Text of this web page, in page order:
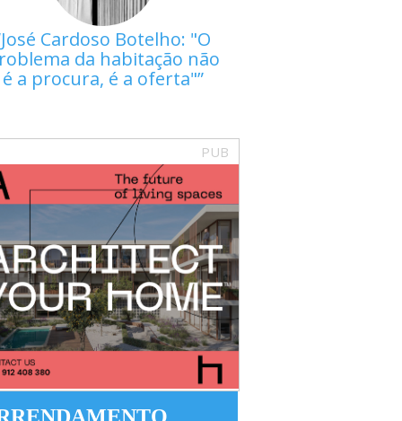
José Cardoso Botelho: "O
da habitação não
é a procura, é a oferta"
PUB